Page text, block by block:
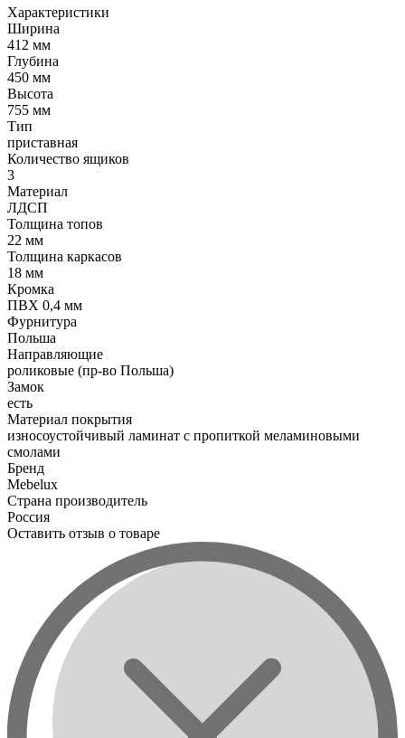
Характеристики
Ширина
412 мм
Глубина
450 мм
Высота
755 мм
Тип
приставная
Количество ящиков
3
Материал
ЛДСП
Толщина топов
22 мм
Толщина каркасов
18 мм
Кромка
ПВХ 0,4 мм
Фурнитура
Польша
Направляющие
роликовые (пр-во Польша)
Замок
есть
Материал покрытия
износоустойчивый ламинат с пропиткой меламиновыми
смолами
Бренд
Mebelux
Страна производитель
Россия
Оставить отзыв о товаре